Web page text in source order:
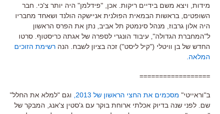
מידות, ויצא משם בידיים ריקות. אכן, "פידלמן" היה יותר צ'כי. חבר
השופטים, בראשות הבמאית הפולנית אניישקה הולנד ושאחד מחבריו
היה אלון גרבוז, מנהל סינמטק תל אביב, נתן את הפרס הראשון
ל"המחברת הגדולה", עיבוד הונגרי לספרה של אגתה כריסטוף. סרטו
החדש של בן וויטלי ("קיל ליסט") זכה בציון לשבח. הנה רשימת הזוכים
המלאה.
==================
ב"וראייטי" מסכמים את החצי הראשון של 2013,
וגם "למלא את החלל"
שם. לפני שנה בדיוק אכלתי ארוחת בוקר עם ג'סטין צ'אנג, המבקר של